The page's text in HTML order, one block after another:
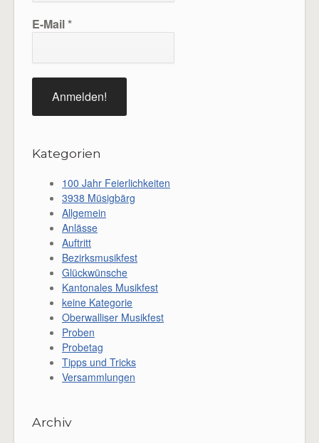
E-Mail*
Kategorien
100 Jahr Feierlichkeiten
3938 Müsigbärg
Allgemein
Anlässe
Auftritt
Bezirksmusikfest
Glückwünsche
Kantonales Musikfest
keine Kategorie
Oberwalliser Musikfest
Proben
Probetag
Tipps und Tricks
Versammlungen
Archiv